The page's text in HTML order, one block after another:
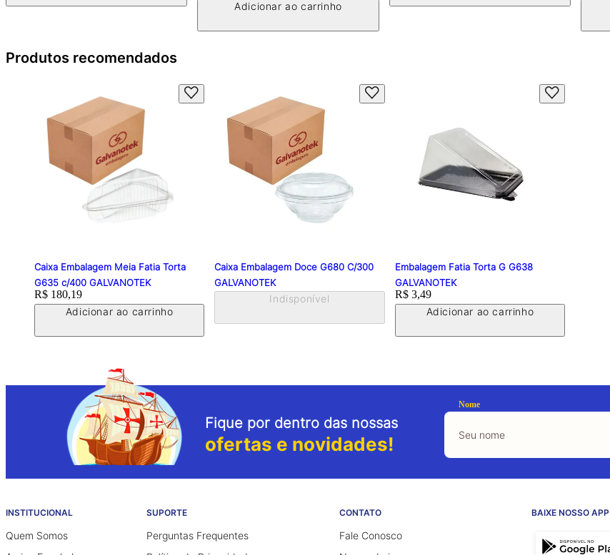
Adicionar ao carrinho
Produtos recomendados
Caixa Embalagem Meia Fatia Torta
G635 c/400 GALVANOTEK
Price:
R$ 180,19
Adicionar ao carrinho
Caixa Embalagem Doce G680 C/300
GALVANOTEK
Indisponível
Embalagem Fatia Torta G G638
GALVANOTEK
Price:
R$ 3,49
Adicionar ao carrinho
Fique por dentro das nossas
ofertas e novidades!
Nome
INSTITUCIONAL
Quem Somos
SUPORTE
Perguntas Frequentes
CONTATO
Fale Conosco
BAIXE NOSSO APP